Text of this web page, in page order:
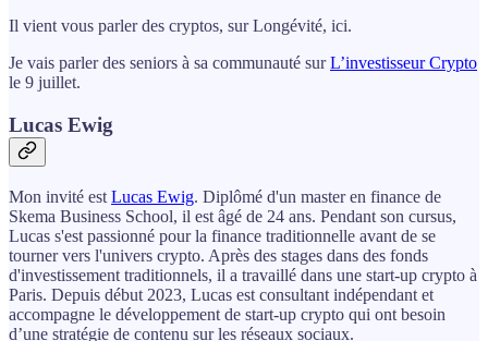
Il vient vous parler des cryptos, sur Longévité, ici.
Je vais parler des seniors à sa communauté surL’investisseur Crypto
le 9 juillet.
Lucas Ewig
Mon invité est Lucas Ewig. Diplômé d'un master en finance de
Skema Business School, il est âgé de 24 ans. Pendant son cursus,
Lucas s'est passionné pour la finance traditionnelle avant de se
tourner vers l'univers crypto. Après des stages dans des fonds
d'investissement traditionnels, il a travaillé dans une start-up crypto à
Paris. Depuis début 2023, Lucas est consultant indépendant et
accompagne le développement de start-up crypto qui ont besoin
d’une stratégie de contenu sur les réseaux sociaux.